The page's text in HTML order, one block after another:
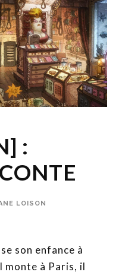
:
LOISON
son enfance à
monte à Paris, il